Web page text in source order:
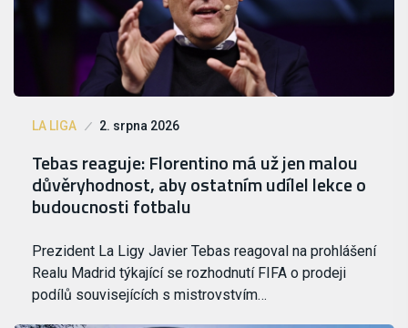
LA LIGA 2. srpna 2026
Tebas reaguje: Florentino má už jen malou
důvěryhodnost, aby ostatním udílel lekce o
budoucnosti fotbalu
Prezident La Ligy Javier Tebas reagoval na prohlášení
Realu Madrid týkající se rozhodnutí FIFA o prodeji
podílů souvisejících s mistrovstvím…